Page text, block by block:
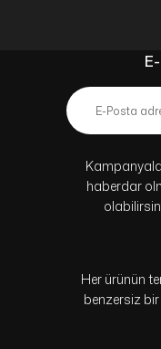
haberdar
Her ürünün
benzersiz bir